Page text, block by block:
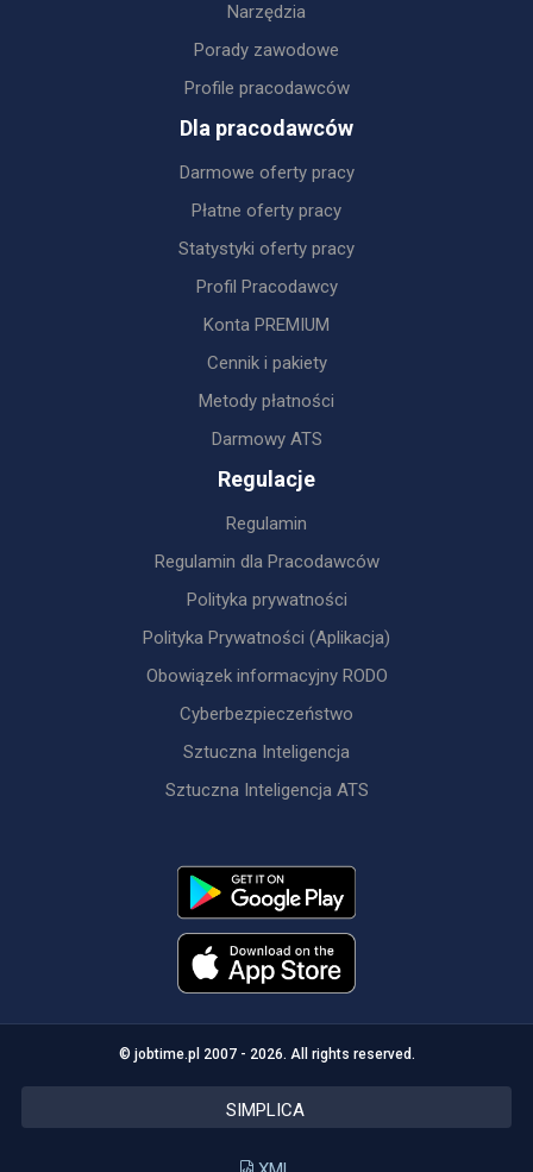
Narzędzia
Porady zawodowe
Profile pracodawców
Dla pracodawców
Darmowe oferty pracy
Płatne oferty pracy
Statystyki oferty pracy
Profil Pracodawcy
Konta PREMIUM
Cennik i pakiety
Metody płatności
Darmowy ATS
Regulacje
Regulamin
Regulamin dla Pracodawców
Polityka prywatności
Polityka Prywatności (Aplikacja)
Obowiązek informacyjny RODO
Cyberbezpieczeństwo
Sztuczna Inteligencja
Sztuczna Inteligencja ATS
© jobtime.pl 2007 - 2026. All rights reserved.
SIMPLICA